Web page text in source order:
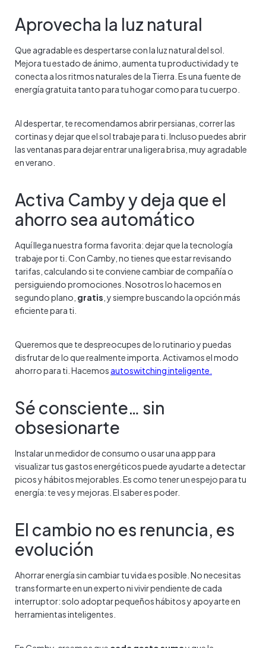
Aprovecha la luz natural
Que agradable es despertarse con la luz natural del sol.
Mejora tu estado de ánimo, aumenta tu productividad y te
conecta a los ritmos naturales de la Tierra. Es una fuente de
energía gratuita tanto para tu hogar como para tu cuerpo.
Al despertar, te recomendamos abrir persianas, correr las
cortinas y dejar que el sol trabaje para ti. Incluso puedes abrir
las ventanas para dejar entrar una ligera brisa, muy agradable
en verano.
Activa Camby y deja que el
ahorro sea automático
Aquí llega nuestra forma favorita: dejar que la tecnología
trabaje por ti. Con Camby, no tienes que estar revisando
tarifas, calculando si te conviene cambiar de compañía o
persiguiendo promociones. Nosotros lo hacemos en
segundo plano, gratis , y siempre buscando la opción más
eficiente para ti.
Queremos que te despreocupes de lo rutinario y puedas
disfrutar de lo que realmente importa. Activamos el modo
ahorro para ti. Hacemos autoswitching inteligente.
Sé consciente… sin
obsesionarte
Instalar un medidor de consumo o usar una app para
visualizar tus gastos energéticos puede ayudarte a detectar
picos y hábitos mejorables. Es como tener un espejo para tu
energía: te ves y mejoras. El saber es poder.
El cambio no es renuncia, es
evolución
Ahorrar energía sin cambiar tu vida es posible. No necesitas
transformarte en un experto ni vivir pendiente de cada
interruptor: solo adoptar pequeños hábitos y apoyarte en
herramientas inteligentes.